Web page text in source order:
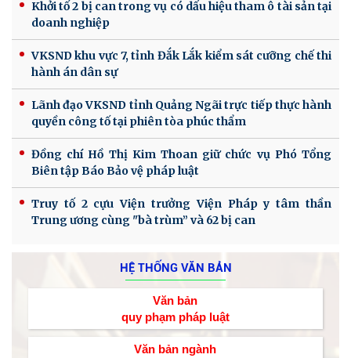
Khởi tố 2 bị can trong vụ có dấu hiệu tham ô tài sản tại
doanh nghiệp
VKSND khu vực 7, tỉnh Đắk Lắk kiểm sát cưỡng chế thi
hành án dân sự
Lãnh đạo VKSND tỉnh Quảng Ngãi trực tiếp thực hành
quyền công tố tại phiên tòa phúc thẩm
Đồng chí Hồ Thị Kim Thoan giữ chức vụ Phó Tổng
Biên tập Báo Bảo vệ pháp luật
Truy tố 2 cựu Viện trưởng Viện Pháp y tâm thần
Trung ương cùng "bà trùm” và 62 bị can
HỆ THỐNG VĂN BẢN
Văn bản
quy phạm pháp luật
Văn bản ngành